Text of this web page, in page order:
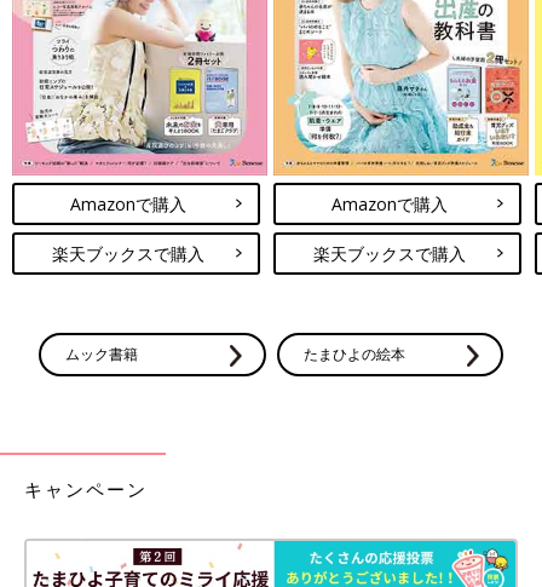
Amazonで購入
楽天ブックスで購入
Amazonで購入
楽天ブックスで購入
ムック書籍 たまひよの絵本
キャンペーン